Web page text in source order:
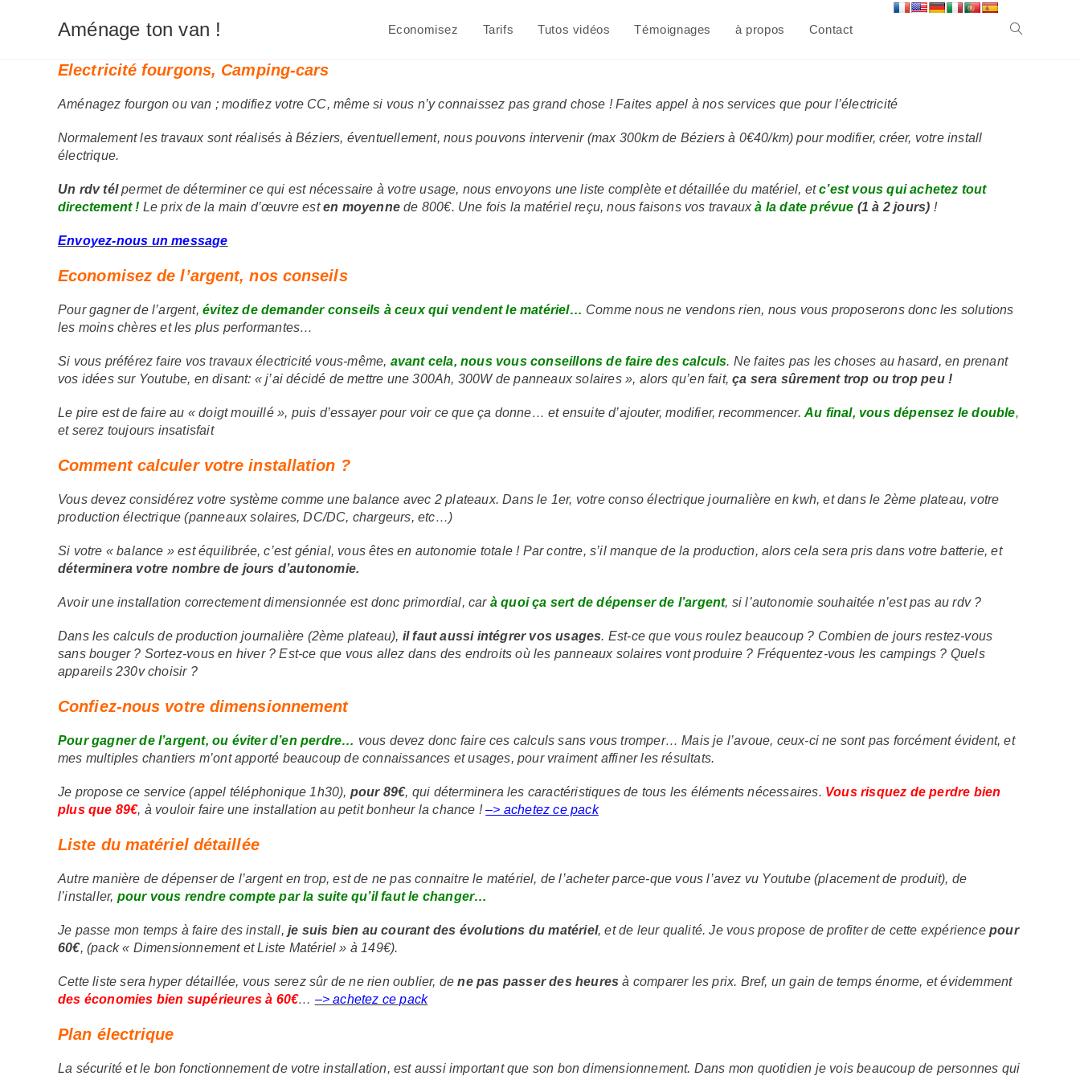
Aménage ton van ! Economisez Tarifs Tutos vidéos Témoignages à propos Contact Toggle
Electricité fourgons, Camping-cars
Aménagez fourgon ou van ; modifiez votre CC, même si vous n’y connaissez pas grand chose ! Faites appel à nos services que pour l’électricité
Normalement les travaux sont réalisés à Béziers, éventuellement, nous pouvons intervenir (max 300km de Béziers à 0€40/km) pour modifier, créer, votre install
électrique.
Un rdv télpermet de déterminer ce qui est nécessaire à votre usage, nous envoyons une liste complète et détaillée du matériel, etc’est vous qui achetez tout
directement ! Le prix de la main d’œuvre esten moyenne de 800€. Une fois la matériel reçu, nous faisons vos travauxà la date prévue (1 à 2 jours) !
Envoyez-nous un message
Economisez de l’argent, nos conseils
Pour gagner de l’argent, évitez de demander conseils à ceux qui vendent le matériel… Comme nous ne vendons rien, nous vous proposerons donc les solutions
les moins chères et les plus performantes…
Si vous préférez faire vos travaux électricité vous-même, avant cela, nous vous conseillons de faire des calculs. Ne faites pas les choses au hasard, en prenant
vos idées sur Youtube, en disant: « j’ai décidé de mettre une 300Ah, 300W de panneaux solaires », alors qu’en fait,ça sera sûrement trop ou trop peu !
Le pire est de faire au « doigt mouillé », puis d’essayer pour voir ce que ça donne… et ensuite d’ajouter, modifier, recommencer. Au final, vous dépensez le double,
et serez toujours insatisfait
Comment calculer votre installation ?
Vous devez considérez votre système comme une balance avec 2 plateaux. Dans le 1er, votre conso électrique journalière en kwh, et dans le 2ème plateau, votre
production électrique (panneaux solaires, DC/DC, chargeurs, etc…)
Si votre « balance » est équilibrée, c’est génial, vous êtes en autonomie totale ! Par contre, s’il manque de la production, alors cela sera pris dans votre batterie, et
déterminera votre nombre de jours d’autonomie.
Avoir une installation correctement dimensionnée est donc primordial, car à quoi ça sert de dépenser de l’argent, si l’autonomie souhaitée n’est pas au rdv ?
Dans les calculs de production journalière (2ème plateau), il faut aussi intégrer vos usages. Est-ce que vous roulez beaucoup ? Combien de jours restez-vous
sans bouger ? Sortez-vous en hiver ? Est-ce que vous allez dans des endroits où les panneaux solaires vont produire ? Fréquentez-vous les campings ? Quels
appareils 230v choisir ?
Confiez-nous votre dimensionnement
Pour gagner de l’argent, ou éviter d’en perdre… vous devez donc faire ces calculs sans vous tromper… Mais je l’avoue, ceux-ci ne sont pas forcément évident, et
mes multiples chantiers m’ont apporté beaucoup de connaissances et usages, pour vraiment affiner les résultats.
Je propose ce service (appel téléphonique 1h30), pour 89€, qui déterminera les caractéristiques de tous les éléments nécessaires. Vous risquez de perdre bien
plus que 89€, à vouloir faire une installation au petit bonheur la chance !–> achetez ce pack
Liste du matériel détaillée
Autre manière de dépenser de l’argent en trop, est de ne pas connaitre le matériel, de l’acheter parce-que vous l’avez vu Youtube (placement de produit), de
l’installer, pour vous rendre compte par la suite qu’il faut le changer…
Je passe mon temps à faire des install, je suis bien au courant des évolutions du matériel, et de leur qualité. Je vous propose de profiter de cette expérience pour
60€, (pack « Dimensionnement et Liste Matériel » à 149€).
Cette liste sera hyper détaillée, vous serez sûr de ne rien oublier, dene pas passer des heures à comparer les prix. Bref, un gain de temps énorme, et évidemment
des économies bien supérieures à 60€… –> achetez ce pack
Plan électrique
La sécurité et le bon fonctionnement de votre installation, est aussi important que son bon dimensionnement. Dans mon quotidien je vois beaucoup de personnes qui